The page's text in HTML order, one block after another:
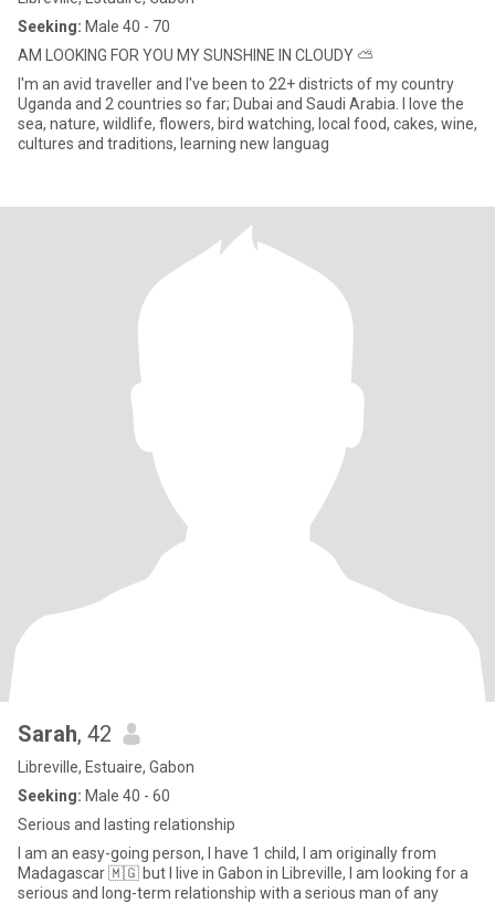
Seeking: Male 40 - 70
AM LOOKING FOR YOU MY SUNSHINE IN CLOUDY ⛅
I'm an avid traveller and I've been to 22+ districts of my country
Uganda and 2 countries so far; Dubai and Saudi Arabia. I love the
sea, nature, wildlife, flowers, bird watching, local food, cakes, wine,
cultures and traditions, learning new languag
Sarah, 42
Libreville, Estuaire, Gabon
Seeking: Male 40 - 60
Serious and lasting relationship
I am an easy-going person, I have 1 child, I am originally from
Madagascar 🇲🇬 but I live in Gabon in Libreville, I am looking for a
serious and long-term relationship with a serious man of any